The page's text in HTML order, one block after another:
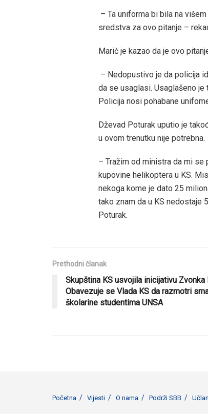
– Ta uniforma bi bila na
sredstva za ovo pitanje –
Marić je kazao da je ovo
– Nedopustivo je da policija
da se usaglasi. Usaglašeno je
Policija nosi pohabane
Dževad Poturak uputio je
u ovom trenutku nije potrebna.
– Tražim od ministra da mi
kupovine helikoptera u KS.
nekoga kome je dato 25
tako znam da u KS nedostaje
Poturak.
Prethodni članak
Skupština KS usvojila inicijativu Zvonka
Obavezuje se Vlada KS da razmotri
školarine studentima UNSA
Početna Vijesti O nama Podrži SBB